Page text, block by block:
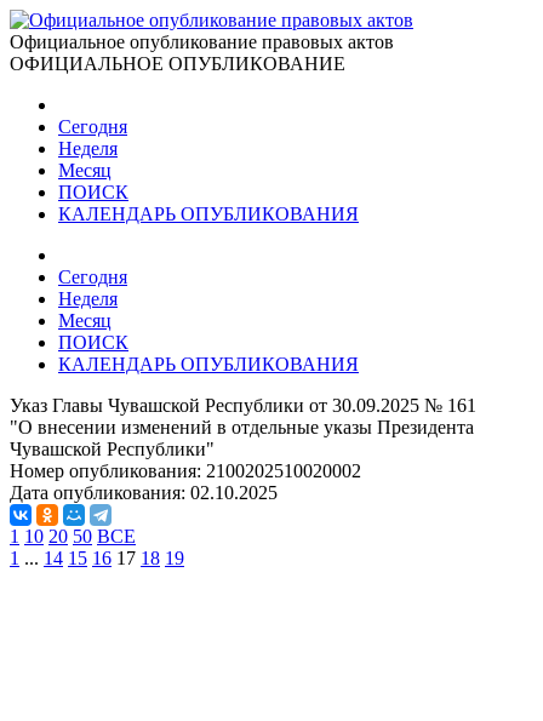
Официальное опубликование правовых актов
ОФИЦИАЛЬНОЕ ОПУБЛИКОВАНИЕ
Сегодня
Неделя
Месяц
ПОИСК
КАЛЕНДАРЬ ОПУБЛИКОВАНИЯ
Сегодня
Неделя
Месяц
ПОИСК
КАЛЕНДАРЬ ОПУБЛИКОВАНИЯ
Указ Главы Чувашской Республики от 30.09.2025 № 161
"О внесении изменений в отдельные указы Президента
Чувашской Республики"
Номер опубликования: 2100202510020002
Дата опубликования: 02.10.2025
1 10 20 50 ВСЕ
1 ... 14 15 16 17 18 19